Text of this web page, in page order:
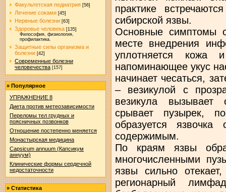
Факультетская педиатрия [56]
Лечение соками [45]
Нервные болезни [63]
Здоровье человека [135]
Философия, физиология,
профилактика.
Защитные силы организма и
болезни [42]
Современные болезни
человечества [157]
» Популярное
УПРАЖНЕНИЕ 8
Диета против метеозависимости
Переломы тел грудных и
поясничных позвонков
Отношение постепенно меняется
Монастырская медицина
Capsicum annuum (Капсикум
аннуум)
Клинические формы сердечной
недостаточности
» Статистика
практике
сибирской язвы.
Основные симптомы
месте внедрения
уплотняется кожа
напоминающее укус
начинает чесаться,
– везикулой с
везикула
срывает пузырек,
образуется
содержимым.
По краям язвы
многочисленными
язвы сильно
регионарный